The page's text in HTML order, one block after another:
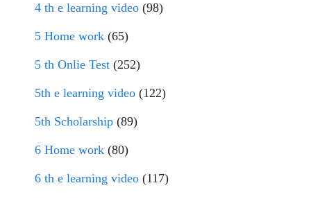
4 th e learning video (98)
5 Home work (65)
5 th Onlie Test (252)
5th e learning video (122)
5th Scholarship (89)
6 Home work (80)
6 th e learning video (117)